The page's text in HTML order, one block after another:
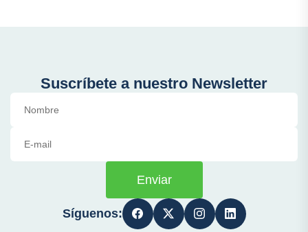
Suscríbete a nuestro Newsletter
Enviar
Síguenos: